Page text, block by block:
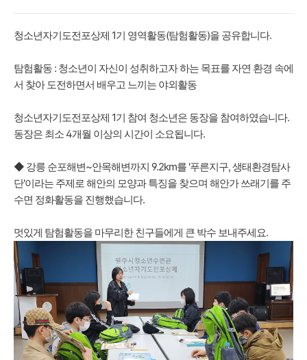
청소년자기도전포상제 1기 영역활동(탐험활동)을 공유합니다.
탐험활동 : 청소년이 자신이 성취하고자 하는 목표를 자연 환경 속에
서 찾아 도전하면서 배우고 느끼는 야외활동
청소년자기도전포상제 1기 참여 청소년은 동장을 참여하였습니다.
동장은 최소 4개월 이상의 시간이 소요됩니다.
◆ 강릉 순포해변~안목해변까지 9.2km를 '푸른지구, 생태환경탐사
단'이라는 주제로 해안의 모양과 특징을 찾으며 해안가 쓰래기를 주
수면 정화활동을 진행했습니다.
멋있게 탐험활동을 마무리한 친구들에게 큰 박수 보내주세요.